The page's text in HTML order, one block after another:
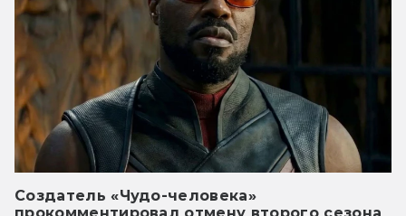
Создатель «Чудо-человека»
прокомментировал отмену второго сезона